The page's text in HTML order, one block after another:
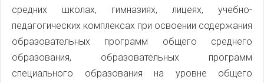
средних школах, гимназиях, лицеях, учебно-
педагогических комплексах при освоении содержания
образовательных программ общего среднего
образования, образовательных программ
специального образования на уровне общего